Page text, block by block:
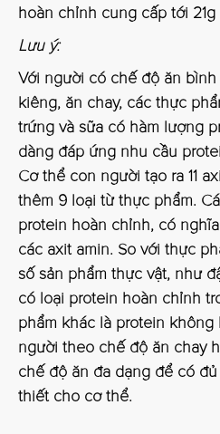
hoàn chỉnh cung cấp tới 21g
Lưu ý:
Với người có chế độ ăn
kiêng, ăn chay, các thực
trứng và sữa có hàm lượng
dàng đáp ứng nhu cầu
Cơ thể con người tạo ra 11
thêm 9 loại từ thực phẩm.
protein hoàn chỉnh, có
các axit amin. So với thực
số sản phẩm thực vật, như
có loại protein hoàn chỉnh
phẩm khác là protein
người theo chế độ ăn chay
chế độ ăn đa dạng để có
thiết cho cơ thể.